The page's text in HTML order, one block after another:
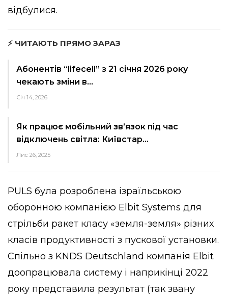
відбулися.
⚡ ЧИТАЮТЬ ПРЯМО ЗАРАЗ
Абонентів “lifecell” з 21 січня 2026 року
чекають зміни в…
Січ 14, 2026
Як працює мобільний зв’язок під час
відключень світла: Київстар…
Лис 26, 2025
PULS була розроблена ізраїльською
оборонною компанією Elbit Systems для
стрільби ракет класу «земля-земля» різних
класів продуктивності з пускової установки.
Спільно з KNDS Deutschland компанія Elbit
доопрацювала систему і наприкінці 2022
року представила результат (так звану